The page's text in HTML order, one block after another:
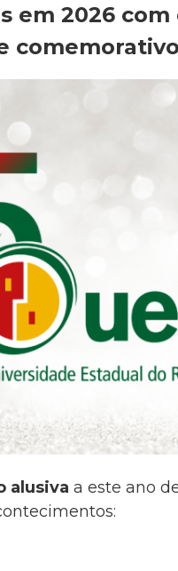
em 2026 com
alusiva a este ano